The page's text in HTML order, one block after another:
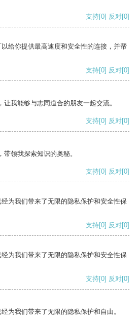
支持[0] 反对[0]
给你提供最高速度和安全性的连接，并帮
支持[0] 反对[0]
我能够与志同道合的朋友一起交流。
支持[0] 反对[0]
领我探索知识的奥秘。
支持[0] 反对[0]
为我们带来了无限的隐私保护和安全性保
支持[0] 反对[0]
为我们带来了无限的隐私保护和安全性保
支持[0] 反对[0]
为我们带来了无限的隐私保护和自由。